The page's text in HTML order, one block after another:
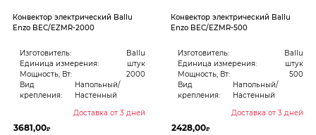
Конвектор электрический Ballu
Enzo BEC/EZMR-2000
Изготовитель:
Ballu
Единица измерения:
штук
Мощность, Вт:
2000
Вид
крепления:
Напольный/
Настенный
Доставка от 3 дней
3681,00₽
Конвектор электрический Ballu
Enzo BEC/EZMR-500
Изготовитель:
Ballu
Единица измерения:
штук
Мощность, Вт:
500
Вид
крепления:
Напольный/
Настенный
Доставка от 3 дней
2428,00₽